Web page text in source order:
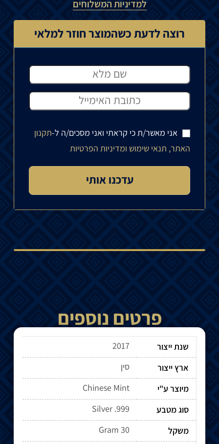
למדיניות המשלוחים
רוצה לדעת כשהמוצר חוזר למלאי
אני מאשר/ת כי קראתי ואני מסכים/ה ל-תקנון
האתר, תנאי שימוש ומדיניות הפרטיות
פרטים נוספים
שנת ייצור
2017
ארץ ייצור
סין
מיוצר ע"י
Chinese Mint
סוג מטבע
Silver .999
משקל
30 Gram